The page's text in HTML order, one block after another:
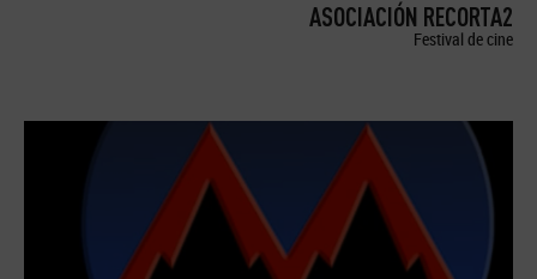
ASOCIACIÓN RECORTA2
Festival de cine